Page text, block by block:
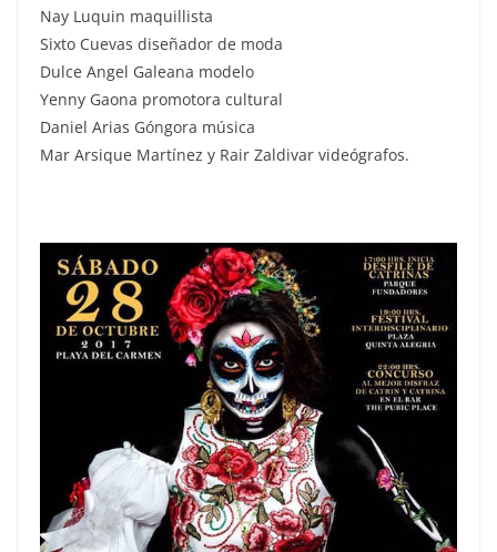
Nay Luquin maquillista
Sixto Cuevas diseñador de moda
Dulce Angel Galeana modelo
Yenny Gaona promotora cultural
Daniel Arias Góngora música
Mar Arsique Martínez y Rair Zaldivar videógrafos.